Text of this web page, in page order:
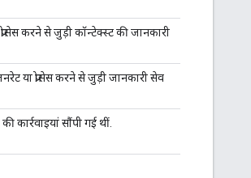
करने से जुड़ी कॉन्टेक्स्ट की जानकारी
या प्रोसेस करने से जुड़ी जानकारी सेव
कार्रवाइयां सौंपी गई थीं.